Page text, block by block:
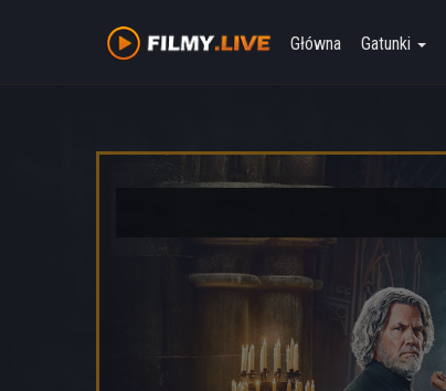
Główna Gatunki